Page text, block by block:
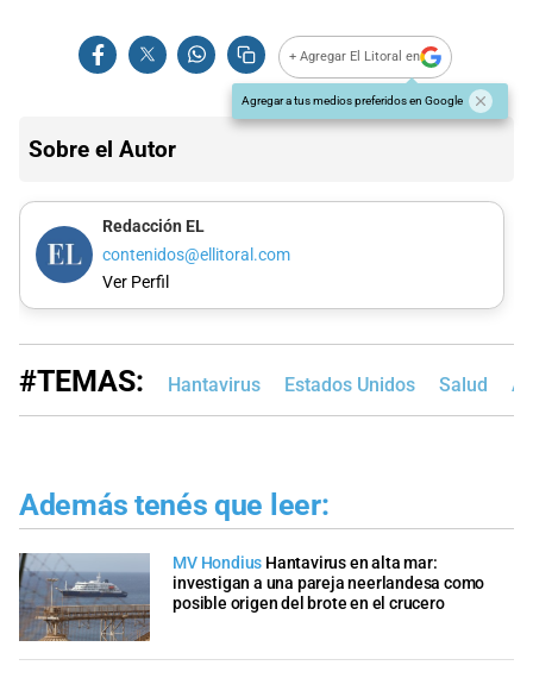
+ Agregar El Litoral en
Agregar a tus medios preferidos en Google
Sobre el Autor
Redacción EL
contenidos@ellitoral.com
Ver Perfil
#TEMAS: Hantavirus Estados Unidos Salud
Además tenés que leer:
MV Hondius Hantavirus en alta mar:
investigan a una pareja neerlandesa como
posible origen del brote en el crucero